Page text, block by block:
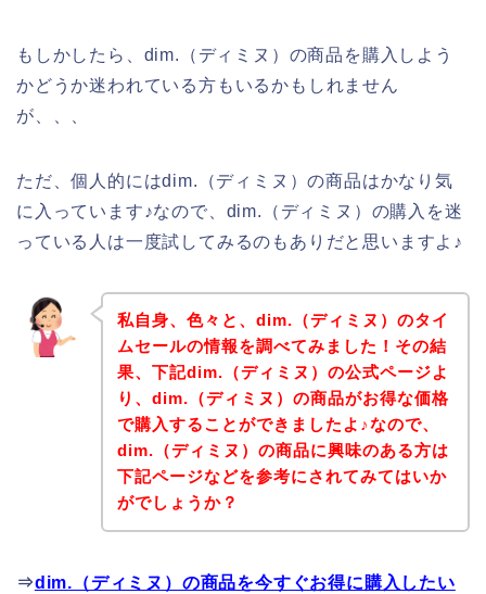
もしかしたら、dim.（ディミヌ）の商品を購入しよう
かどうか迷われている方もいるかもしれません
が、、、
ただ、個人的にはdim.（ディミヌ）の商品はかなり気
に入っています♪なので、dim.（ディミヌ）の購入を迷
っている人は一度試してみるのもありだと思いますよ♪
私自身、色々と、dim.（ディミヌ）のタイ
ムセールの情報を調べてみました！その結
果、下記dim.（ディミヌ）の公式ページよ
り、dim.（ディミヌ）の商品がお得な価格
で購入することができましたよ♪なので、
dim.（ディミヌ）の商品に興味のある方は
下記ページなどを参考にされてみてはいか
がでしょうか？
⇒dim.（ディミヌ）の商品を今すぐお得に購入したい